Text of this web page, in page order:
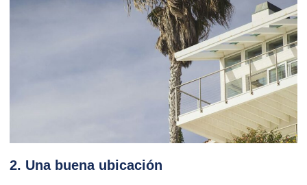
2. Una buena ubicación